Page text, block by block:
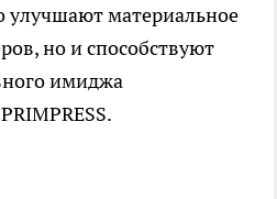
улучшают материальное
но и способствуют
имиджа